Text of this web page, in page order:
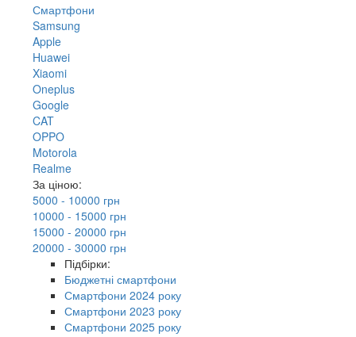
Смартфони
Samsung
Apple
Huawei
Xiaomi
Oneplus
Google
CAT
OPPO
Motorola
Realme
За ціною:
5000 - 10000 грн
10000 - 15000 грн
15000 - 20000 грн
20000 - 30000 грн
Підбірки:
Бюджетні смартфони
Смартфони 2024 року
Смартфони 2023 року
Смартфони 2025 року